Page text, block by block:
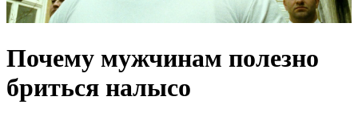
Почему мужчинам полезно
бриться налысо